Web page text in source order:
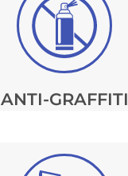
ANTI-GRAFFITI